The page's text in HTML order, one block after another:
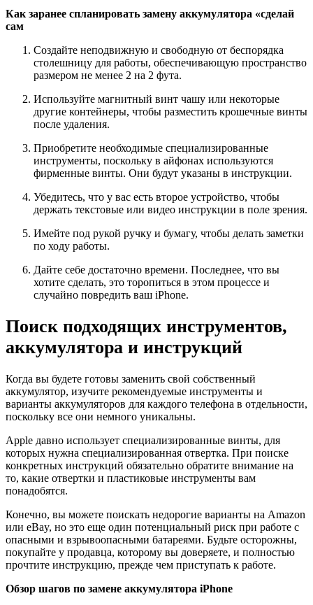
Как заранее спланировать замену аккумулятора «сделай
сам
Создайте неподвижную и свободную от беспорядка
столешницу для работы, обеспечивающую пространство
размером не менее 2 на 2 фута.
Используйте магнитный винт чашу или некоторые
другие контейнеры, чтобы разместить крошечные винты
после удаления.
Приобретите необходимые специализированные
инструменты, поскольку в айфонах используются
фирменные винты. Они будут указаны в инструкции.
Убедитесь, что у вас есть второе устройство, чтобы
держать текстовые или видео инструкции в поле зрения.
Имейте под рукой ручку и бумагу, чтобы делать заметки
по ходу работы.
Дайте себе достаточно времени. Последнее, что вы
хотите сделать, это торопиться в этом процессе и
случайно повредить ваш iPhone.
Поиск подходящих инструментов,
аккумулятора и инструкций
Когда вы будете готовы заменить свой собственный
аккумулятор, изучите рекомендуемые инструменты и
варианты аккумуляторов для каждого телефона в отдельности,
поскольку все они немного уникальны.
Apple давно использует специализированные винты, для
которых нужна специализированная отвертка. При поиске
конкретных инструкций обязательно обратите внимание на
то, какие отвертки и пластиковые инструменты вам
понадобятся.
Конечно, вы можете поискать недорогие варианты на Amazon
или eBay, но это еще один потенциальный риск при работе с
опасными и взрывоопасными батареями. Будьте осторожны,
покупайте у продавца, которому вы доверяете, и полностью
прочтите инструкцию, прежде чем приступать к работе.
Обзор шагов по замене аккумулятора iPhone